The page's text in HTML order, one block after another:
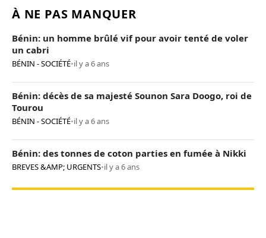
À NE PAS MANQUER
Bénin: un homme brûlé vif pour avoir tenté de voler
un cabri
BÉNIN - SOCIÉTÉ•il y a 6 ans
Bénin: décès de sa majesté Sounon Sara Doogo, roi de
Tourou
BÉNIN - SOCIÉTÉ•il y a 6 ans
Bénin: des tonnes de coton parties en fumée à Nikki
BREVES &AMP; URGENTS•il y a 6 ans